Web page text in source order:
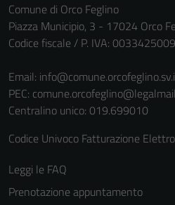
Comune di Orco Feglino
Piazza Municipio, 3 - 17024 Orco
Codice fiscale / P. IVA:
Email:
PEC:
Centralino unico: 019.699010
Codice Univoco Fatturazione
Leggi le FAQ
Prenotazione appuntamento